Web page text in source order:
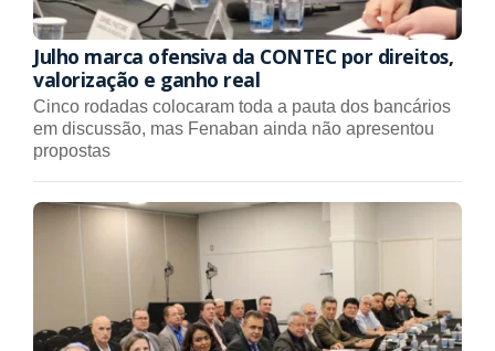
Julho marca ofensiva da CONTEC por direitos,
valorização e ganho real
Cinco rodadas colocaram toda a pauta dos bancários
em discussão, mas Fenaban ainda não apresentou
propostas